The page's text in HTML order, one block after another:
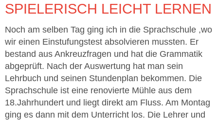
SPIELERISCH LEICHT LERNEN
Noch am selben Tag ging ich in die Sprachschule ,wo
wir einen Einstufungstest absolvieren mussten. Er
bestand aus Ankreuzfragen und hat die Grammatik
abgeprüft. Nach der Auswertung hat man sein
Lehrbuch und seinen Stundenplan bekommen. Die
Sprachschule ist eine renovierte Mühle aus dem
18.Jahrhundert und liegt direkt am Fluss. Am Montag
ging es dann mit dem Unterricht los. Die Lehrer und